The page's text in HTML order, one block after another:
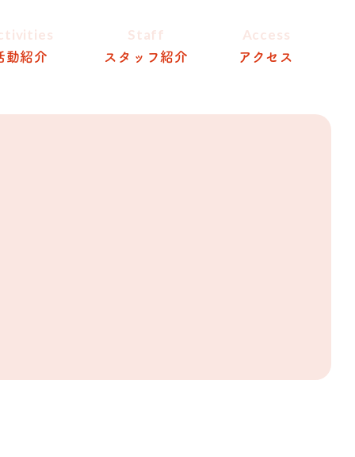
動紹介
Staff
スタッフ紹介
Access
アクセス